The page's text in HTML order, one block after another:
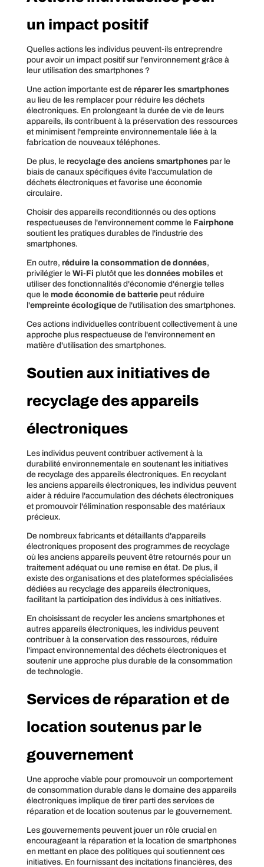
un impact positif
Quelles actions les individus peuvent-ils entreprendre
pour avoir un impact positif sur l'environnement grâce à
leur utilisation des smartphones ?
Une action importante est de réparer les smartphones
au lieu de les remplacer pour réduire les déchets
électroniques. En prolongeant la durée de vie de leurs
appareils, ils contribuent à la préservation des ressources
et minimisent l'empreinte environnementale liée à la
fabrication de nouveaux téléphones.
De plus, le recyclage des anciens smartphonespar le
biais de canaux spécifiques évite l'accumulation de
déchets électroniques et favorise une économie
circulaire.
Choisir des appareils reconditionnés ou des options
respectueuses de l'environnement comme le Fairphone
soutient les pratiques durables de l'industrie des
smartphones.
En outre, réduire la consommation de données,
privilégier le Wi-Fi plutôt que les données mobileset
utiliser des fonctionnalités d'économie d'énergie telles
que le mode économie de batteriepeut réduire
l'empreinte écologiquede l'utilisation des smartphones.
Ces actions individuelles contribuent collectivement à une
approche plus respectueuse de l'environnement en
matière d'utilisation des smartphones.
Soutien aux initiatives de
recyclage des appareils
électroniques
Les individus peuvent contribuer activement à la
durabilité environnementale en soutenant les initiatives
de recyclage des appareils électroniques. En recyclant
les anciens appareils électroniques, les individus peuvent
aider à réduire l'accumulation des déchets électroniques
et promouvoir l'élimination responsable des matériaux
précieux.
De nombreux fabricants et détaillants d'appareils
électroniques proposent des programmes de recyclage
où les anciens appareils peuvent être retournés pour un
traitement adéquat ou une remise en état. De plus, il
existe des organisations et des plateformes spécialisées
dédiées au recyclage des appareils électroniques,
facilitant la participation des individus à ces initiatives.
En choisissant de recycler les anciens smartphones et
autres appareils électroniques, les individus peuvent
contribuer à la conservation des ressources, réduire
l'impact environnemental des déchets électroniques et
soutenir une approche plus durable de la consommation
de technologie.
Services de réparation et de
location soutenus par le
gouvernement
Une approche viable pour promouvoir un comportement
de consommation durable dans le domaine des appareils
électroniques implique de tirer parti des services de
réparation et de location soutenus par le gouvernement.
Les gouvernements peuvent jouer un rôle crucial en
encourageant la réparation et la location de smartphones
en mettant en place des politiques qui soutiennent ces
initiatives. En fournissant des incitations financières, des